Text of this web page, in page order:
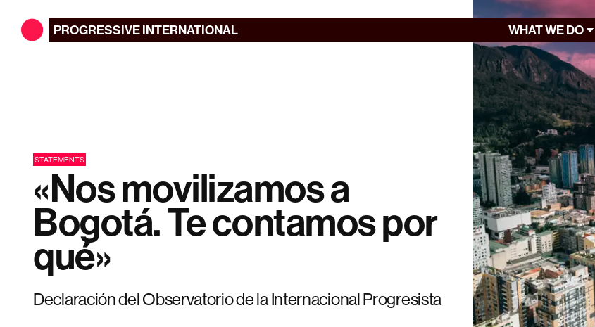
PROGRESSIVEINTERNATIONAL WHAT WE DO
STATEMENTS
«Nos movilizamos a
Bogotá. Te contamos por
qué»
Declaración del Observatorio de la Internacional Progresista